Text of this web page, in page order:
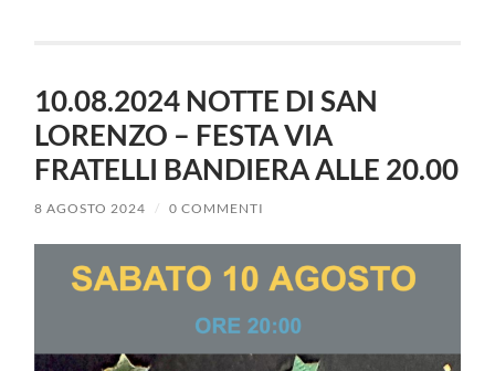
10.08.2024 NOTTE DI SAN
LORENZO – FESTA VIA
FRATELLI BANDIERA ALLE 20.00
8 AGOSTO 2024 / 0 COMMENTI